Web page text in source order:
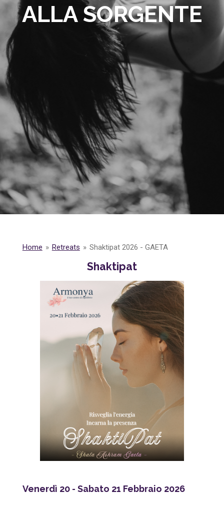
ALLA SORGENTE
Home » Retreats » Shaktipat 2026 - GAETA
Shaktipat
Venerdì 20 - Sabato 21 Febbraio 2026